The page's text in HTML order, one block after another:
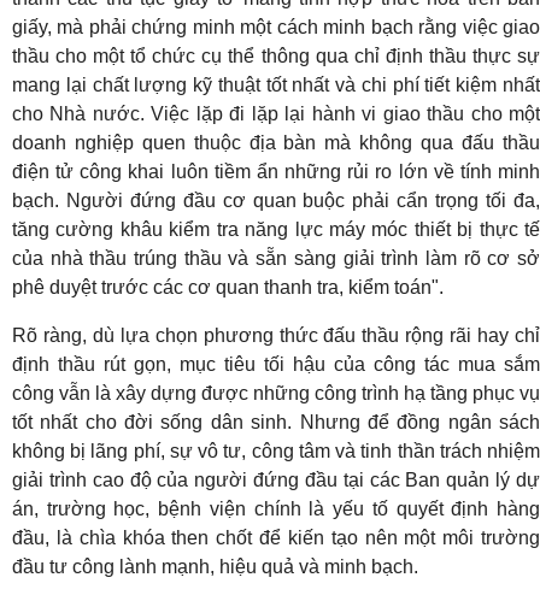
giấy, mà phải chứng minh một cách minh bạch rằng việc giao
thầu cho một tổ chức cụ thể thông qua chỉ định thầu thực sự
mang lại chất lượng kỹ thuật tốt nhất và chi phí tiết kiệm nhất
cho Nhà nước. Việc lặp đi lặp lại hành vi giao thầu cho một
doanh nghiệp quen thuộc địa bàn mà không qua đấu thầu
điện tử công khai luôn tiềm ẩn những rủi ro lớn về tính minh
bạch. Người đứng đầu cơ quan buộc phải cẩn trọng tối đa,
tăng cường khâu kiểm tra năng lực máy móc thiết bị thực tế
của nhà thầu trúng thầu và sẵn sàng giải trình làm rõ cơ sở
phê duyệt trước các cơ quan thanh tra, kiểm toán".
Rõ ràng, dù lựa chọn phương thức đấu thầu rộng rãi hay chỉ
định thầu rút gọn, mục tiêu tối hậu của công tác mua sắm
công vẫn là xây dựng được những công trình hạ tầng phục vụ
tốt nhất cho đời sống dân sinh. Nhưng để đồng ngân sách
không bị lãng phí, sự vô tư, công tâm và tinh thần trách nhiệm
giải trình cao độ của người đứng đầu tại các Ban quản lý dự
án, trường học, bệnh viện chính là yếu tố quyết định hàng
đầu, là chìa khóa then chốt để kiến tạo nên một môi trường
đầu tư công lành mạnh, hiệu quả và minh bạch.